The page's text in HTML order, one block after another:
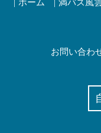
ホーム 満バズ風
お問い合わ